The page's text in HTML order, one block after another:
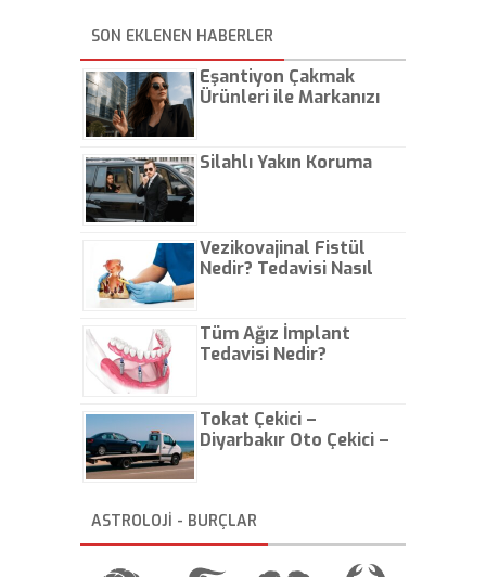
SON EKLENEN HABERLER
Eşantiyon Çakmak
Ürünleri ile Markanızı
Silahlı Yakın Koruma
Vezikovajinal Fistül
Nedir? Tedavisi Nasıl
Tüm Ağız İmplant
Tedavisi Nedir?
Tokat Çekici –
Diyarbakır Oto Çekici –
ASTROLOJİ - BURÇLAR